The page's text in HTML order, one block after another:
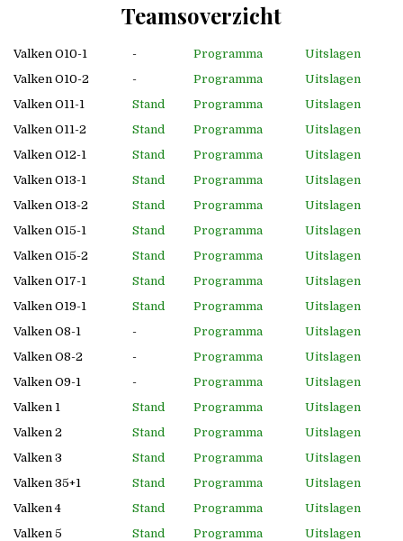
Teamsoverzicht
Valken O10-1 - Programma
Uitslagen
Valken O10-2
- Programma
Uitslagen
Valken O11-1
Stand Programma
Uitslagen
Valken O11-2
Stand Programma
Uitslagen
Valken O12-1
Stand Programma
Uitslagen
Valken O13-1
Stand Programma
Uitslagen
Valken O13-2
Stand Programma
Uitslagen
Valken O15-1
Stand Programma
Uitslagen
Valken O15-2
Stand Programma
Uitslagen
Valken O17-1
Stand Programma
Uitslagen
Valken O19-1
Stand Programma
Uitslagen
Valken O8-1
- Programma
Uitslagen
Valken O8-2
- Programma
Uitslagen
Valken O9-1
- Programma
Uitslagen
Valken 1
Stand Programma
Uitslagen
Valken 2
Stand Programma
Uitslagen
Valken 3
Stand Programma
Uitslagen
Valken 35+1
Stand Programma
Uitslagen
Valken 4
Stand Programma
Uitslagen
Valken 5
Stand Programma Uitslagen